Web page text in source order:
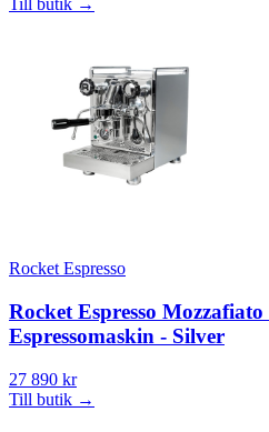
Till butik →
Rocket Espresso
Rocket Espresso
Espressomaskin - Silver
27 890 kr
Till butik →